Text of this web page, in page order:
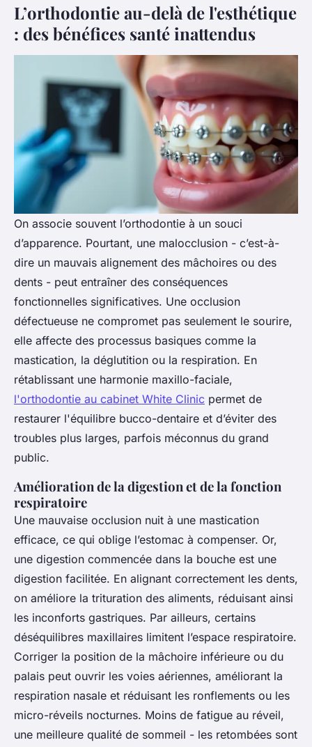
L’orthodontie au-delà de l'esthétique
: des bénéfices santé inattendus
On associe souvent l’orthodontie à un souci
d’apparence. Pourtant, une malocclusion - c’est-à-
dire un mauvais alignement des mâchoires ou des
dents - peut entraîner des conséquences
fonctionnelles significatives. Une occlusion
défectueuse ne compromet pas seulement le sourire,
elle affecte des processus basiques comme la
mastication, la déglutition ou la respiration. En
rétablissant une harmonie maxillo-faciale,
l'orthodontie au cabinet White Clinic permet de
restaurer l'équilibre bucco-dentaire et d’éviter des
troubles plus larges, parfois méconnus du grand
public.
Amélioration de la digestion et de la fonction
respiratoire
Une mauvaise occlusion nuit à une mastication
efficace, ce qui oblige l’estomac à compenser. Or,
une digestion commencée dans la bouche est une
digestion facilitée. En alignant correctement les dents,
on améliore la trituration des aliments, réduisant ainsi
les inconforts gastriques. Par ailleurs, certains
déséquilibres maxillaires limitent l’espace respiratoire.
Corriger la position de la mâchoire inférieure ou du
palais peut ouvrir les voies aériennes, améliorant la
respiration nasale et réduisant les ronflements ou les
micro-réveils nocturnes. Moins de fatigue au réveil,
une meilleure qualité de sommeil - les retombées sont